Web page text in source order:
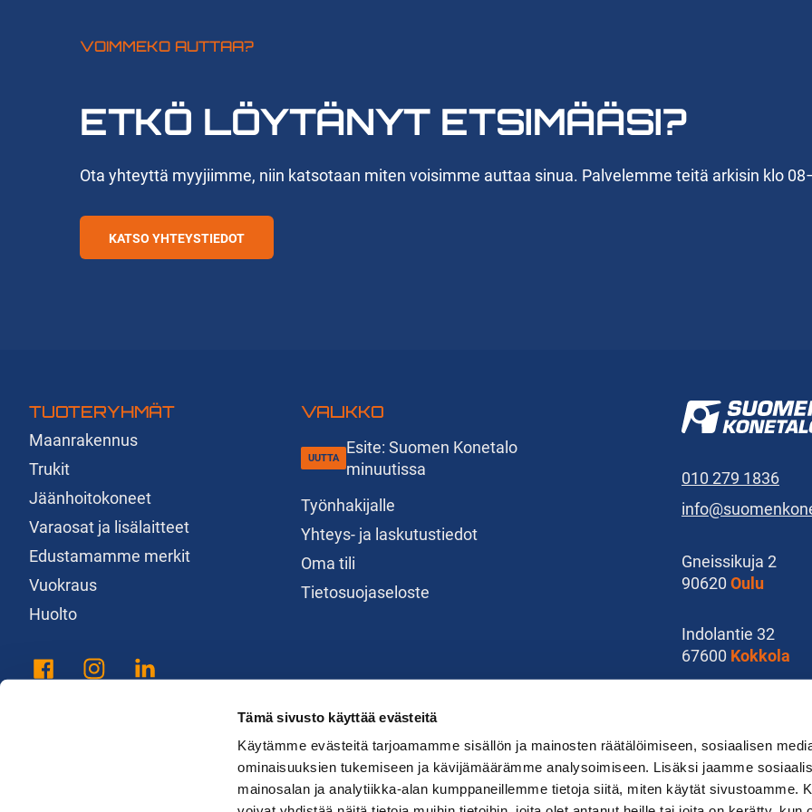
Tämä sivusto käyttää evästeitä
Käytämme evästeitä tarjoamamme sisällön ja mainosten räätälöimiseen, sosiaalisen
ominaisuuksien tukemiseen ja kävijämäärämme analysoimiseen. Lisäksi jaamme
mainosalan ja analytiikka-alan kumppaneillemme tietoja siitä, miten käytät sivustoamme.
VOIMMEKO AUTTAA?
ETKÖ LÖYTÄNYT ETSIMÄÄSI?
Ota yhteyttä myyjiimme, niin katsotaan miten voisimme auttaa sinua. Palvelemme teitä arkisin klo
KATSO YHTEYSTIEDOT
TUOTERYHMÄT
Maanrakennus
Trukit
Jäänhoitokoneet
Varaosat ja lisälaitteet
Edustamamme merkit
Vuokraus
Huolto
VALIKKO
Esite: Suomen Konetalo
minuutissa
Työnhakijalle
Yhteys- ja laskutustiedot
Oma tili
Tietosuojaseloste
010 279 1836
Gneissikuja 2
90620 Oulu
Indolantie 32
67600 Kokkola